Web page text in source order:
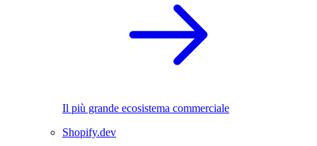
Il più grande ecosistema commerciale
Shopify.dev